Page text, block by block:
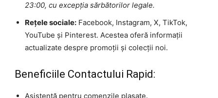
23:00, cu excepția sărbătorilor legale.
Rețele sociale: Facebook, Instagram, X, TikTok,
YouTube și Pinterest. Acestea oferă informații
actualizate despre promoții și colecții noi.
Beneficiile Contactului Rapid:
Asistență pentru comenzile plasate.